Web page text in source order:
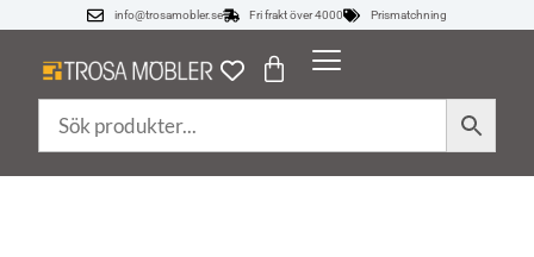
info@trosamobler.se Fri frakt över 4000 Prismatchning